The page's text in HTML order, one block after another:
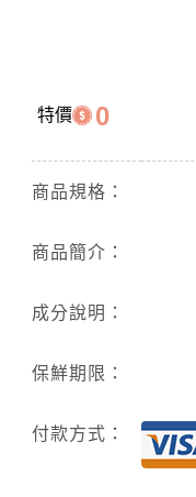
特價 0
商品規格：
商品簡介：
成分說明：
保鮮期限：
付款方式：